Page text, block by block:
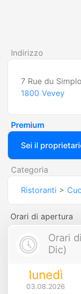
Indirizzo
7 Rue du
1800 Vevey
Premium
Sei il
Categoria
Ristoranti >
Orari di apertura
Orari
Dic)
lunedì
03.08.2026